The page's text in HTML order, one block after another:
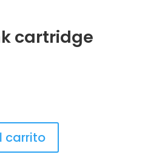
cartridge
carrito